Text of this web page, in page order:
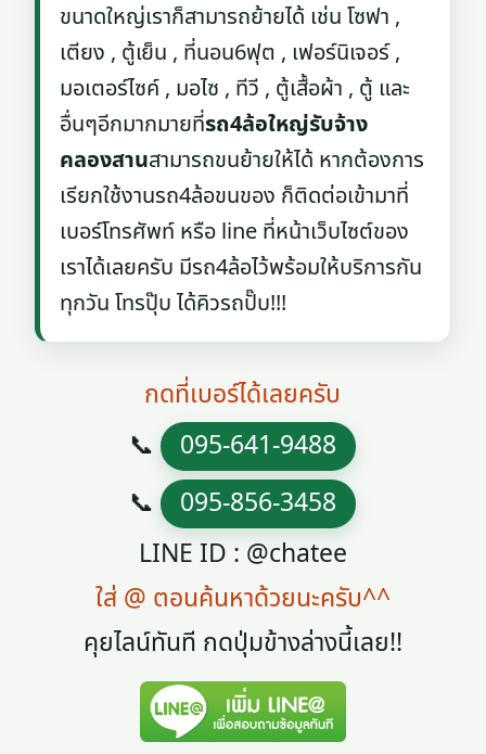
ขนาดใหญ่เราก็สามารถย้ายได้ เช่น โซฟา ,
เตียง , ตู้เย็น , ที่นอน6ฟุต , เฟอร์นิเจอร์ ,
มอเตอร์ไซค์ , มอไซ , ทีวี , ตู้เสื้อผ้า , ตู้ และ
อื่นๆอีกมากมายที่รถ4ล้อใหญ่รับจ้าง
คลองสานสามารถขนย้ายให้ได้ หากต้องการ
เรียกใช้งานรถ4ล้อขนของ ก็ติดต่อเข้ามาที่
เบอร์โทรศัพท์ หรือ line ที่หน้าเว็บไซต์ของ
เราได้เลยครับ มีรถ4ล้อไว้พร้อมให้บริการกัน
ทุกวัน โทรปุ๊บ ได้คิวรถปั๊บ!!!
กดที่เบอร์ได้เลยครับ
📞 095-641-9488
📞 095-856-3458
LINE ID : @chatee
ใส่ @ ตอนค้นหาด้วยนะครับ^^
คุยไลน์ทันที กดปุ่มข้างล่างนี้เลย!!